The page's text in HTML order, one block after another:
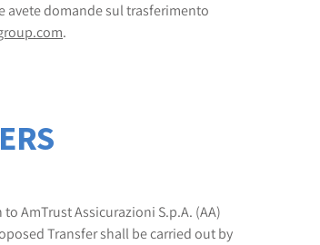
avete domande sul trasferimento
.
AmTrust Assicurazioni S.p.A. (AA)
Transfer shall be carried out by